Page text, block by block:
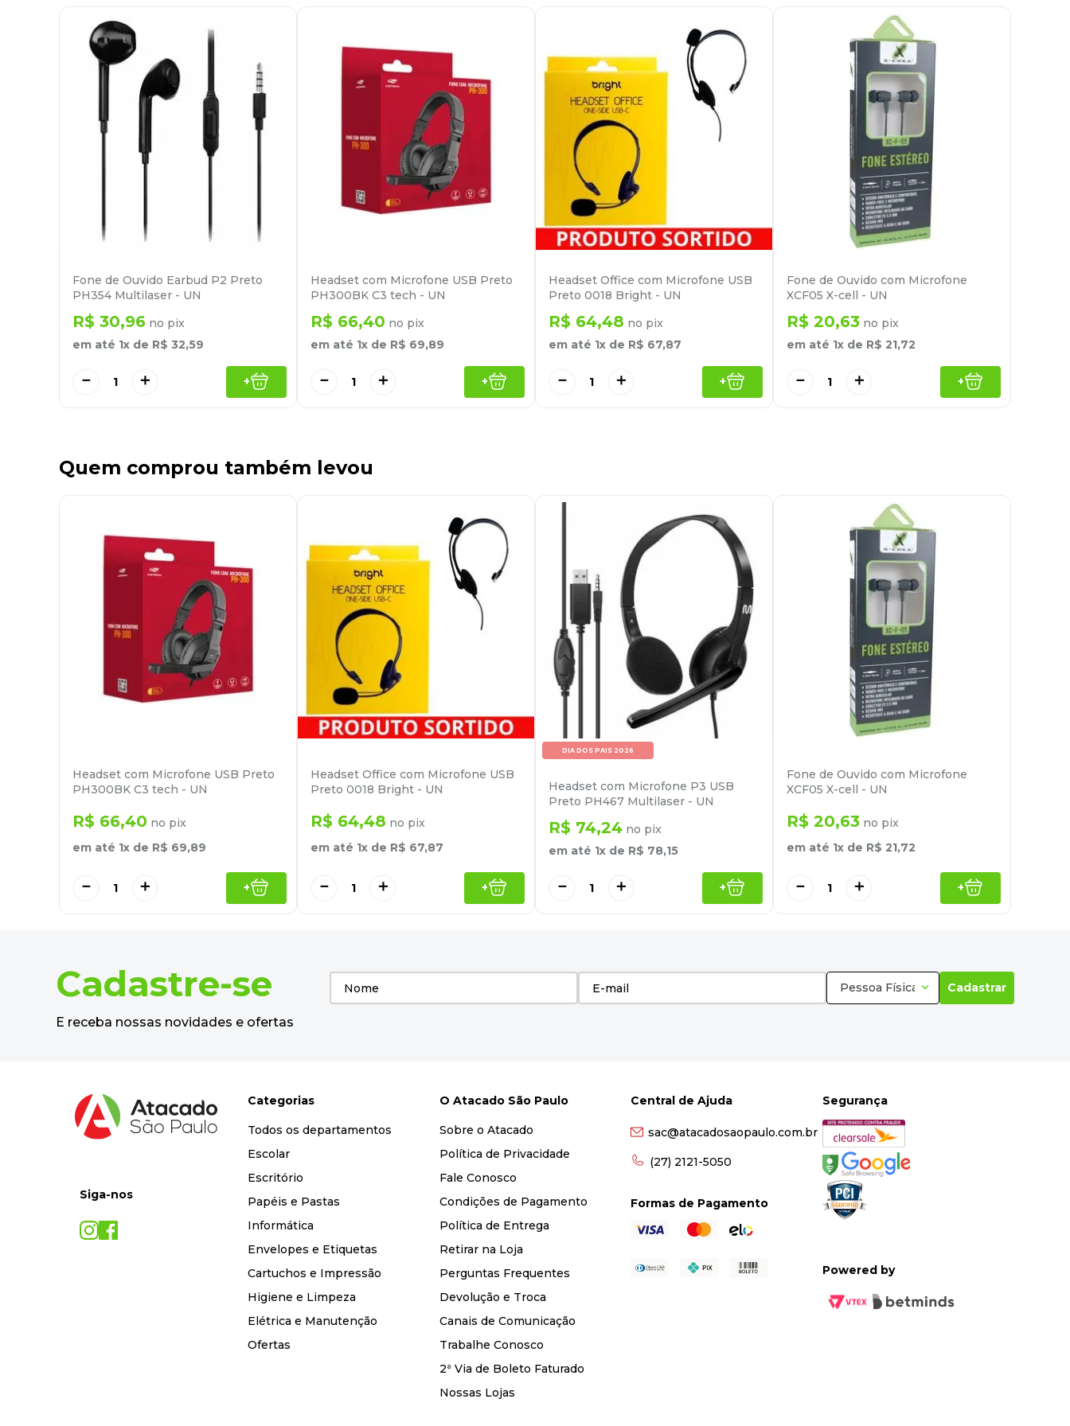
Fone de Ouvido Earbud P2 Preto
PH354 Multilaser - UN
R$ 30,96 no pix
em até 1x de R$ 32,59
＋
－ +
Headset com Microfone USB Preto
PH300BK C3 tech - UN
R$ 66,40 no pix
em até 1x de R$ 69,89
＋
－ +
Headset Office com Microfone USB
Preto 0018 Bright - UN
R$ 64,48 no pix
em até 1x de R$ 67,87
＋
－ +
Fone de Ouvido com Microfone
XCF05 X-cell - UN
R$ 20,63 no pix
em até 1x de R$ 21,72
＋
－ +
Quem comprou também levou
Headset com Microfone USB Preto
PH300BK C3 tech - UN
R$ 66,40 no pix
em até 1x de R$ 69,89
＋
－ +
Headset Office com Microfone USB
Preto 0018 Bright - UN
R$ 64,48 no pix
em até 1x de R$ 67,87
＋
－ +
DIA DOS PAIS 2026
Headset com Microfone P3 USB
Preto PH467 Multilaser - UN
R$ 74,24 no pix
em até 1x de R$ 78,15
＋
－ +
Fone de Ouvido com Microfone
XCF05 X-cell - UN
R$ 20,63 no pix
em até 1x de R$ 21,72
＋
－ +
Cadastre-se
E receba nossas novidades e ofertas
Pessoa Física Cadastrar
Siga-nos
Categorias
Todos os departamentos
Escolar
Escritório
Papéis e Pastas
Informática
Envelopes e Etiquetas
Cartuchos e Impressão
Higiene e Limpeza
Elétrica e Manutenção
Ofertas
O Atacado São Paulo
Sobre o Atacado
Política de Privacidade
Fale Conosco
Condições de Pagamento
Política de Entrega
Retirar na Loja
Perguntas Frequentes
Devolução e Troca
Canais de Comunicação
Trabalhe Conosco
2ª Via de Boleto Faturado
Nossas Lojas
Central de Ajuda
sac@atacadosaopaulo.com.br
(27) 2121-5050
Formas de Pagamento
Segurança
Powered by